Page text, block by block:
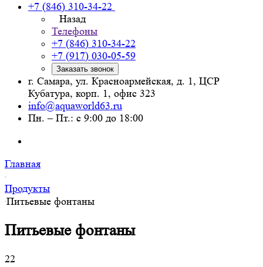
+7 (846) 310-34-22
Назад
Телефоны
+7 (846) 310-34-22
+7 (917) 030-05-59
Заказать звонок
г. Самара, ул. Красноармейская, д. 1, ЦСР
Кубатура, корп. 1, офис 323
info@aquaworld63.ru
Пн. – Пт.: с 9:00 до 18:00
Главная
Продукты
Питьевые фонтаны
Питьевые фонтаны
22